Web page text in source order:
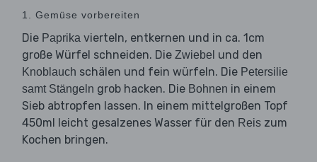
1. Gemüse vorbereiten
Die Paprika vierteln, entkernen und in ca. 1cm
große Würfel schneiden. Die Zwiebel und den
Knoblauch schälen und fein würfeln. Die Petersilie
samt Stängeln grob hacken. Die Bohnen in einem
Sieb abtropfen lassen. In einem mittelgroßen Topf
450ml leicht gesalzenes Wasser für den Reis zum
Kochen bringen.